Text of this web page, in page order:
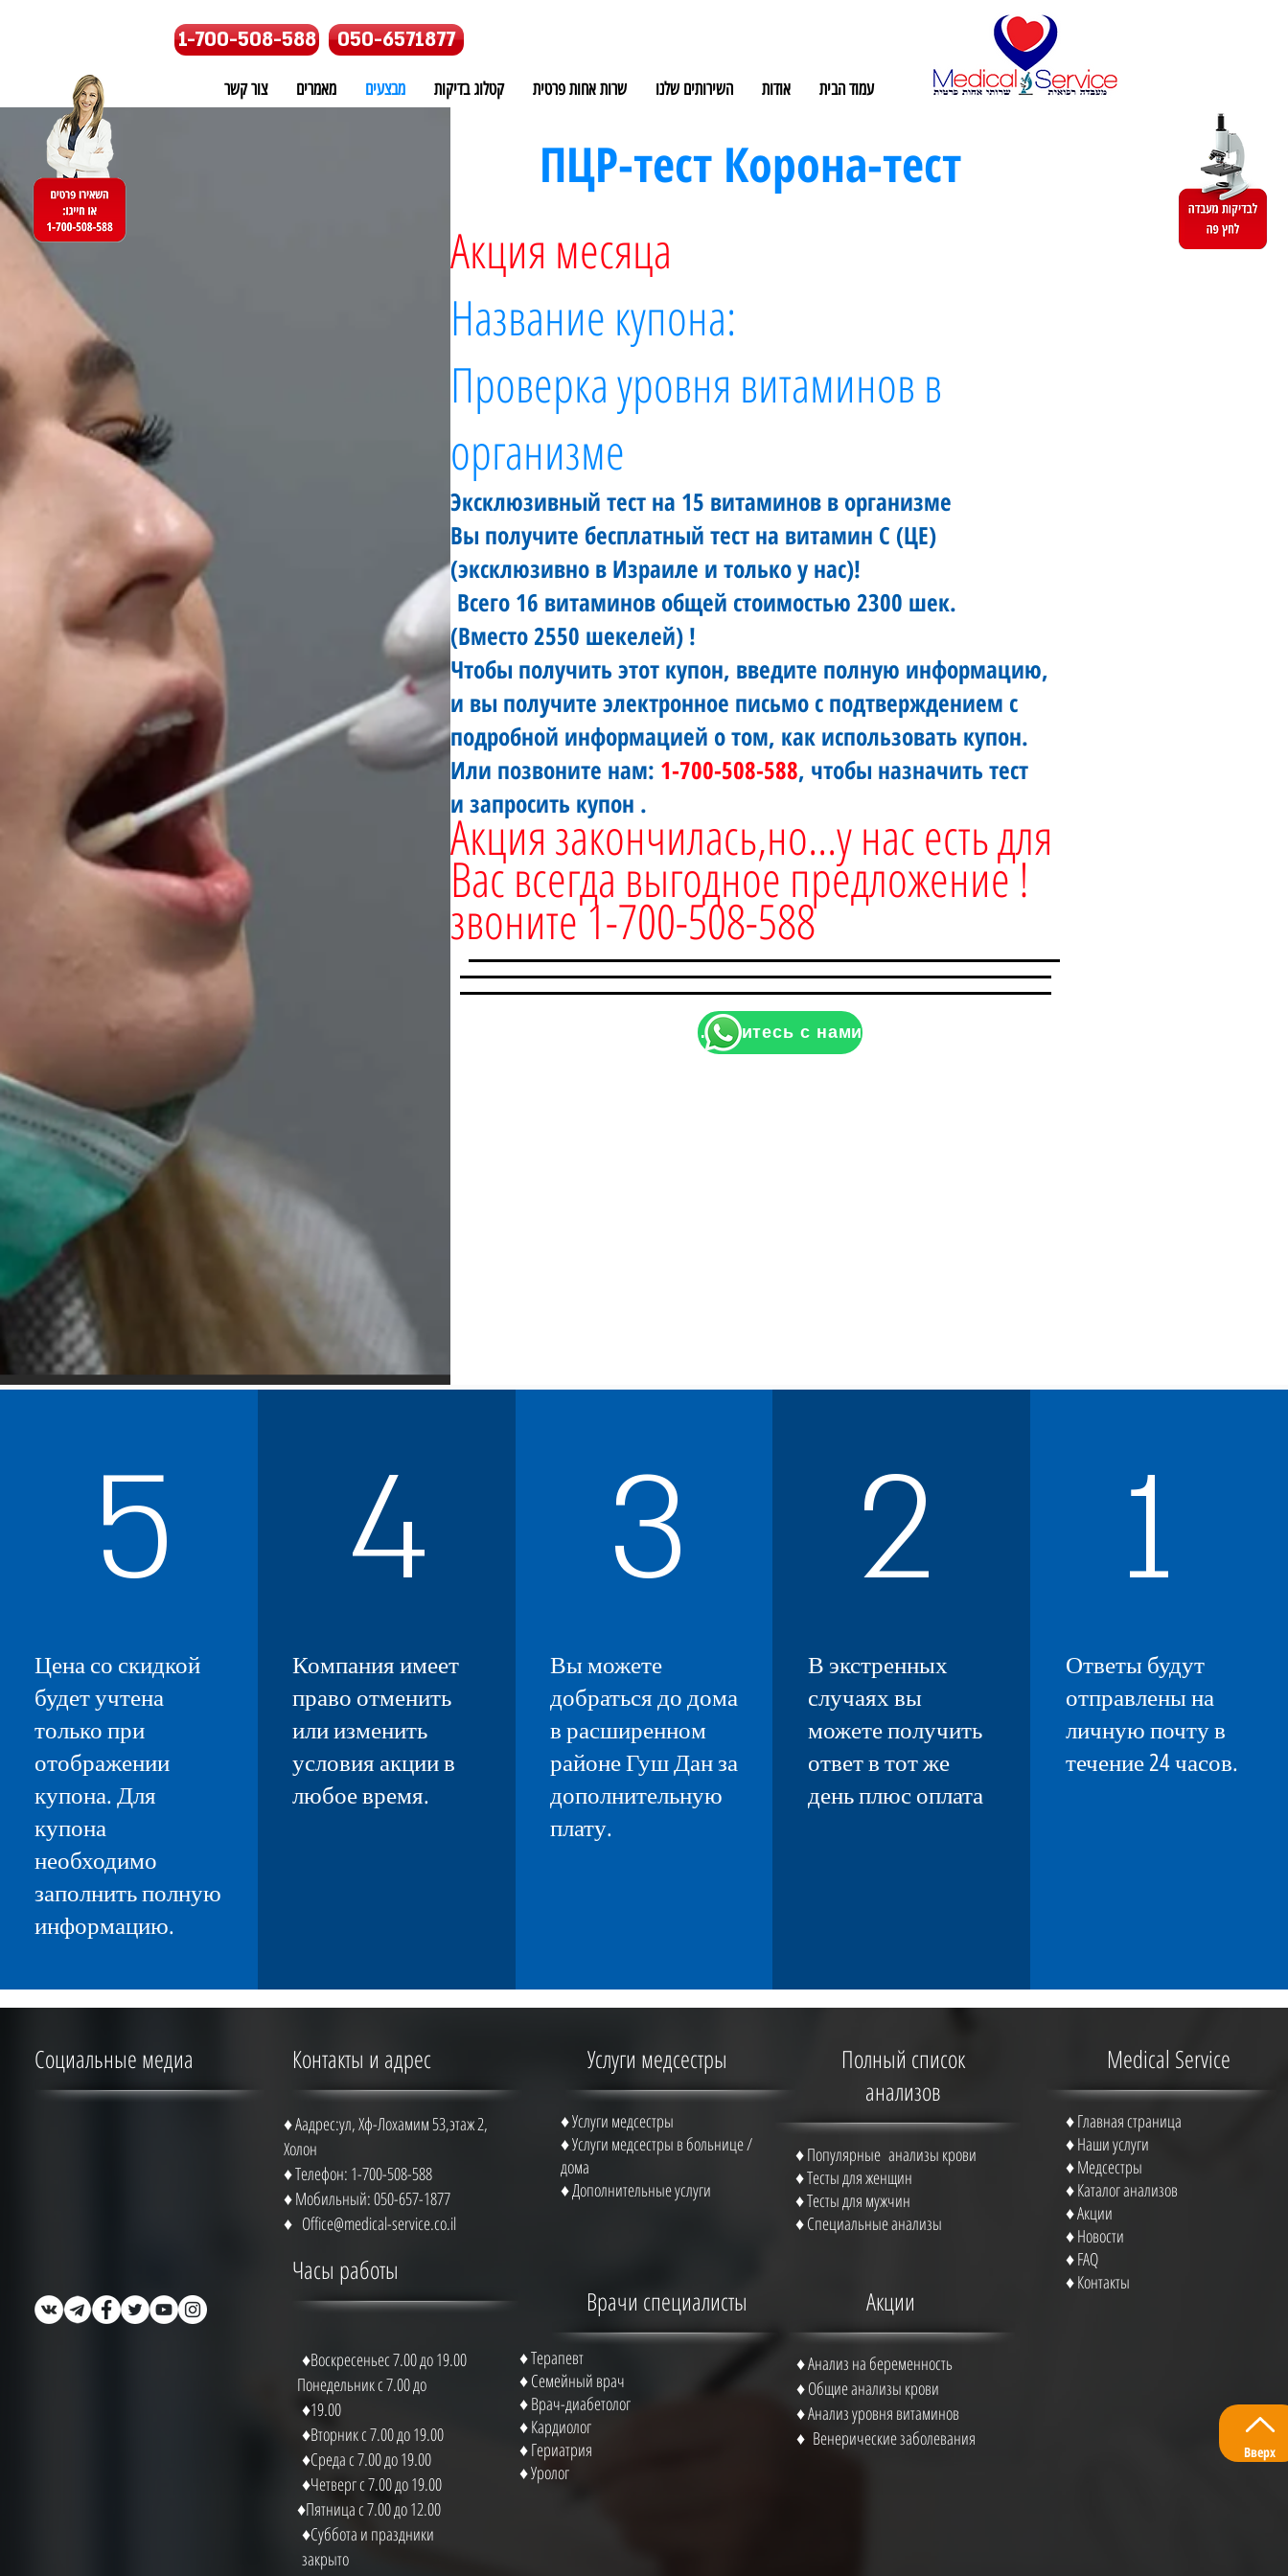
1-700-508-588 050-6571877
עמוד הבית אודות השירותים שלנו שרות אחות פרטית קטלוג בדיקות מבצעים מאמרים צור קשר
ПЦР-тест Корона-тест
Акция месяца
Название купона:
Проверка уровня витаминов в
организме
Эксклюзивный тест на 15 витаминов в организме
Вы получите бесплатный тест на витамин С (ЦЕ)
(эксклюзивно в Израиле и только у нас)!
Всего 16 витаминов общей стоимостью 2300 шек.
(Вместо 2550 шекелей) !
Чтобы получить этот купон, введите полную информацию,
и вы получите электронное письмо с подтверждением с
подробной информацией о том, как использовать купон.
Или позвоните нам: 1-700-508-588, чтобы назначить тест
и запросить купон .
Акция закончилась,но...у нас есть для
Вас всегда выгодное предложение !
звоните 1-700-508-588
Свяжитесь с нами
Цена со скидкой
будет учтена
только при
отображении
купона. Для
купона
необходимо
заполнить полную
информацию.
5
Компания имеет
право отменить
или изменить
условия акции в
любое время.
4
Вы можете
добраться до дома
в расширенном
районе Гуш Дан за
дополнительную
плату.
3
В экстренных
случаях вы
можете получить
ответ в тот же
день плюс оплата
2
Ответы будут
отправлены на
личную почту в
течение 24 часов.
1
Врачи специалисты
♦ Терапевт
♦ Семейный врач
♦ Врач-диабетолог
♦ Кардиолог
♦ Гериатрия
♦ Уролог
Социальные медиа Контакты и адрес
♦ Аадрес:ул, Хф-Лохамим 53,этаж 2,
Холон
♦ Телефон: 1-700-508-588
♦ Мобильный: 050-657-1877
♦ Office@medical-service.co.il
Часы работы
Воскресеньес 7.00 до 19.00♦
Понедельник с 7.00 до
19.00♦
Вторник с 7.00 до 19.00♦
Среда с 7.00 до 19.00♦
Четверг с 7.00 до 19.00♦
Пятница с 7.00 до 12.00♦
Суббота и праздники♦
закрыто
Услуги медсестры
♦ Услуги медсестры
♦ Услуги медсестры в больнице /
дома
♦ Дополнительные услуги
Полный список
анализов
♦ Популярные анализы крови
♦ Тесты для женщин
♦ Тесты для мужчин
♦ Специальные анализы
Акции
♦ Анализ на беременность
♦Общие анализы крови
♦Анализ уровня витаминов
♦ Венерические заболевания
Medical Service
♦Главная страница
♦Наши услуги
♦ Медсестры
♦ Каталог анализов
♦Акции
♦Новости
♦FAQ
♦Контакты
Вверх